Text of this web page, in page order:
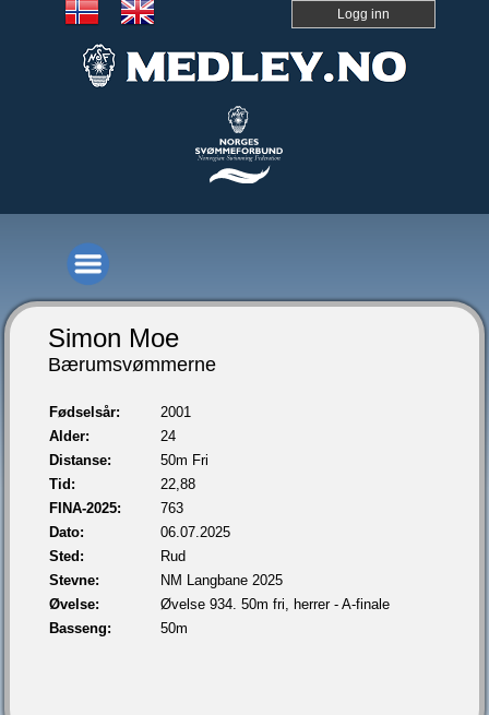
Logg inn
Simon Moe
Bærumsvømmerne
Fødselsår:
2001
Alder:
24
Distanse:
50m Fri
Tid:
22,88
FINA-2025:
763
Dato:
06.07.2025
Sted:
Rud
Stevne:
NM Langbane 2025
Øvelse:
Øvelse 934. 50m fri, herrer - A-finale
Basseng:
50m